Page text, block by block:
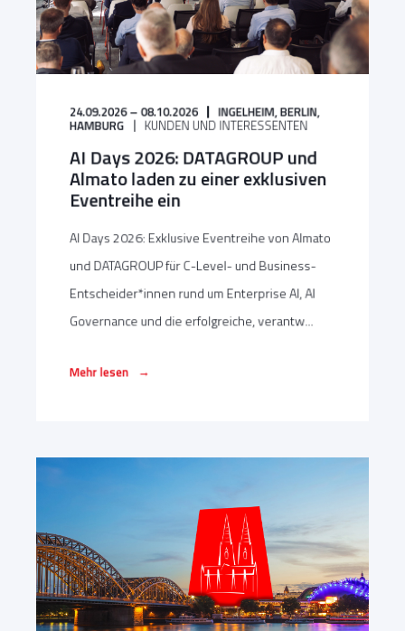
24.09.2026 – 08.10.2026 INGELHEIM,BERLIN,
HAMBURG KUNDEN UND INTERESSENTEN
AI Days 2026: DATAGROUP und
Almato laden zu einer exklusiven
Eventreihe ein
AI Days 2026: Exklusive Eventreihe von Almato
und DATAGROUP für C-Level- und Business-
Entscheider*innen rund um Enterprise AI, AI
Governance und die erfolgreiche, verantw...
Mehr lesen →